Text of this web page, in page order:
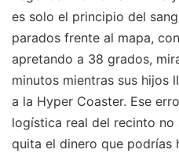
es solo el principio del
parados frente al mapa,
apretando a 38 grados,
minutos mientras sus hijos
a la Hyper Coaster. Ese
logística real del recinto
quita el dinero que podrías